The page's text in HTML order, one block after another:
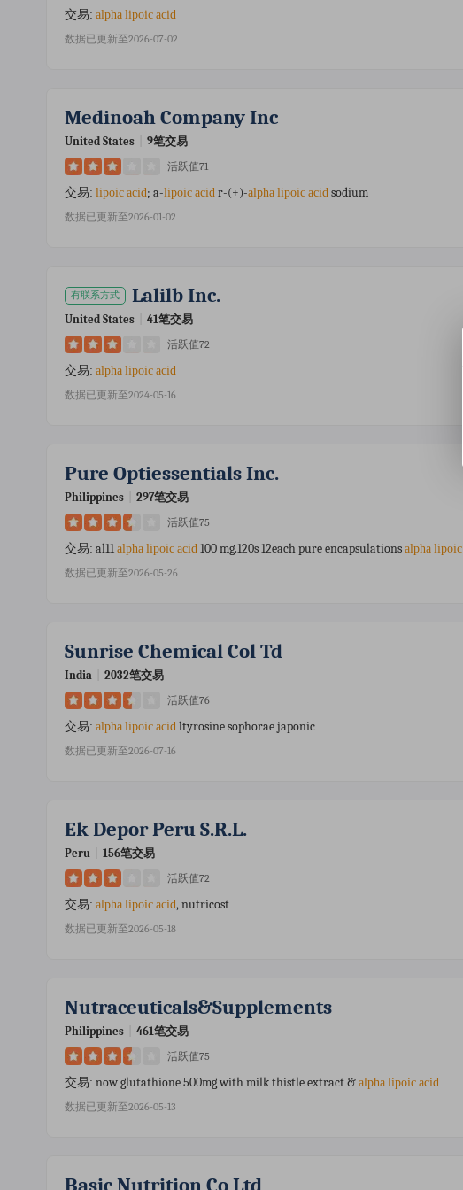
交易: alpha lipoic acid
数据已更新至2026-07-02
Medinoah Company Inc
United States 9笔交易
活跃值71
交易: lipoic acid; a-lipoic acid r-(+)-alpha lipoic acid sodium
数据已更新至2026-01-02
有联系方式 Lalilb Inc.
United States 41笔交易
活跃值72
交易: alpha lipoic acid
数据已更新至2024-05-16
Pure Optiessentials Inc.
Philippines 297笔交易
活跃值75
交易: al11 alpha lipoic acid 100 mg.120s 12each pure encapsulations alpha lipoic
数据已更新至2026-05-26
Sunrise Chemical Col Td
India 2032笔交易
活跃值76
交易: alpha lipoic acid ltyrosine sophorae japonic
数据已更新至2026-07-16
Ek Depor Peru S.r.l.
Peru 156笔交易
活跃值72
交易: alpha lipoic acid, nutricost
数据已更新至2026-05-18
Nutraceuticals&supplements
Philippines 461笔交易
活跃值75
交易: now glutathione 500mg with milk thistle extract & alpha lipoic acid
数据已更新至2026-05-13
Basic Nutrition Co Ltd